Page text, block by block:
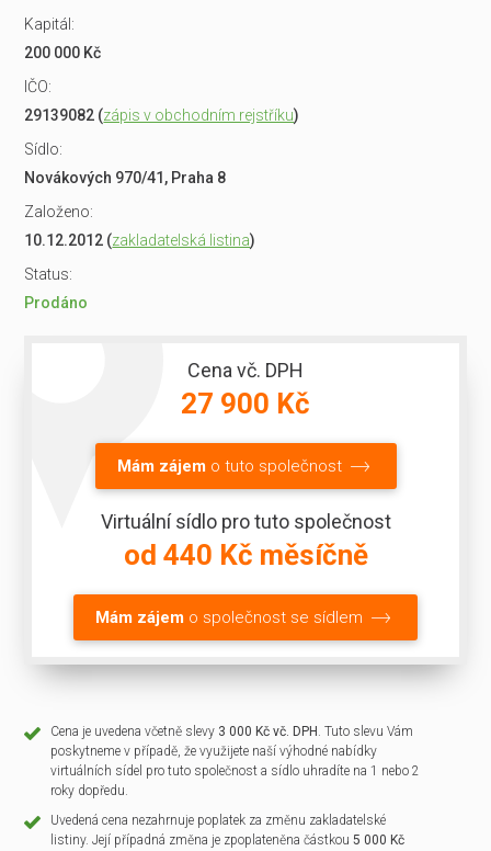
Kapitál:
200 000 Kč
IČO:
29139082 (zápis v obchodním rejstříku)
Sídlo:
Novákových 970/41, Praha 8
Založeno:
10.12.2012 (zakladatelská listina)
Status:
Prodáno
Cena vč. DPH
27 900 Kč
Mám zájemo tuto společnost
Virtuální sídlo pro tuto společnost
od 440 Kč měsíčně
Mám zájem o společnost se sídlem
Cena je uvedena včetně slevy 3 000 Kč vč. DPH . Tuto slevu Vám
poskytneme v případě, že využijete naší výhodné nabídky
virtuálních sídel pro tuto společnost a sídlo uhradíte na 1 nebo 2
roky dopředu.
Uvedená cena nezahrnuje poplatek za změnu zakladatelské
listiny. Její případná změna je zpoplateněna částkou5 000 Kč